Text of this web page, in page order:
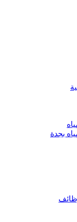
بجدة